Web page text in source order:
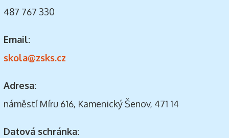
487 767 330
Email:
skola@zsks.cz
Adresa:
náměstí Míru 616, Kamenický Šenov, 471 14
Datová schránka: